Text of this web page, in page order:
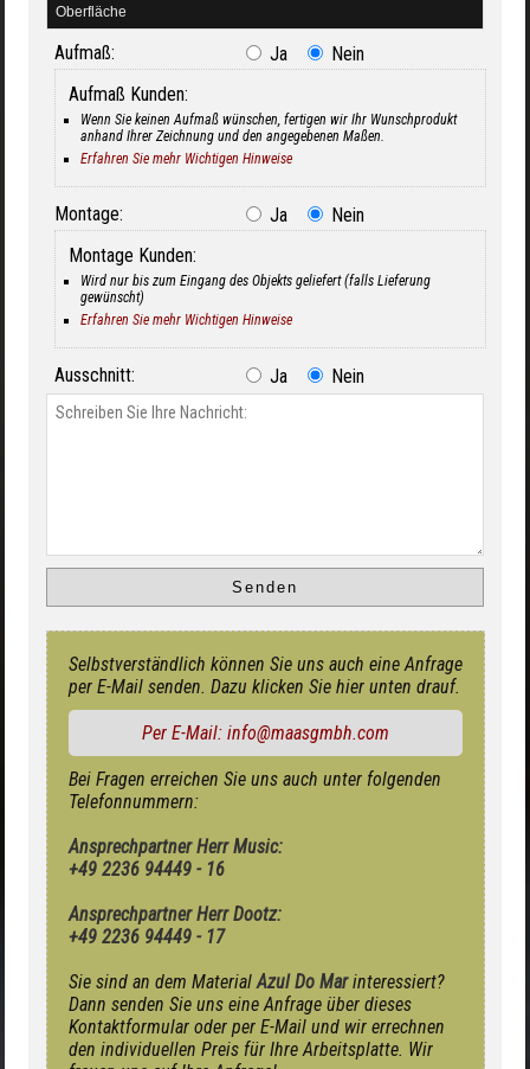
Aufmaß: Ja
Nein
Aufmaß Kunden:
Wenn Sie keinen Aufmaß wünschen, fertigen wir Ihr Wunschprodukt
anhand Ihrer Zeichnung und den angegebenen Maßen.
Erfahren Sie mehr Wichtigen Hinweise
Montage: Ja
Nein
Montage Kunden:
Wird nur bis zum Eingang des Objekts geliefert (falls Lieferung
gewünscht)
Erfahren Sie mehr Wichtigen Hinweise
Ausschnitt: Ja Nein
Selbstverständlich können Sie uns auch eine Anfrage
per E-Mail senden. Dazu klicken Sie hier unten drauf.
Per E-Mail: info@maasgmbh.com
Bei Fragen erreichen Sie uns auch unter folgenden
Telefonnummern:
Ansprechpartner Herr Music:
+49 2236 94449 - 16
Ansprechpartner Herr Dootz:
+49 2236 94449 - 17
Sie sind an dem Material Azul Do Marinteressiert?
Dann senden Sie uns eine Anfrage über dieses
Kontaktformular oder per E-Mail und wir errechnen
den individuellen Preis für Ihre Arbeitsplatte. Wir